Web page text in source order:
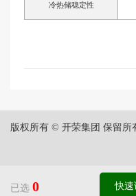
冷热储稳定性
版权所有 © 开荣集团 保留所
已选 0 快速